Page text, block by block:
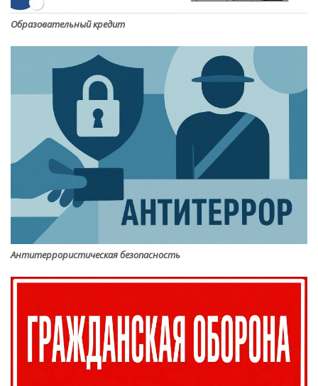
Образовательный кредит
Антитеррористическая безопасность